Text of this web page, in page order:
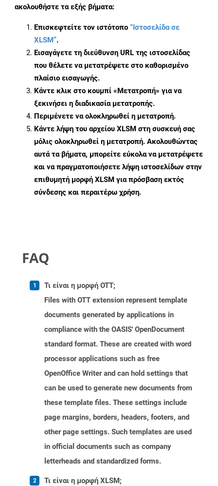
ακολουθήστε τα εξής βήματα:
Επισκεφτείτε τον ιστότοπο “Ιστοσελίδα σε
XLSM”.
Εισαγάγετε τη διεύθυνση URL της ιστοσελίδας
που θέλετε να μετατρέψετε στο καθορισμένο
πλαίσιο εισαγωγής.
Κάντε κλικ στο κουμπί «Μετατροπή» για να
ξεκινήσει η διαδικασία μετατροπής.
Περιμένετε να ολοκληρωθεί η μετατροπή.
Κάντε λήψη του αρχείου XLSM στη συσκευή σας
μόλις ολοκληρωθεί η μετατροπή. Ακολουθώντας
αυτά τα βήματα, μπορείτε εύκολα να μετατρέψετε
και να πραγματοποιήσετε λήψη ιστοσελίδων στην
επιθυμητή μορφή XLSM για πρόσβαση εκτός
σύνδεσης και περαιτέρω χρήση.
FAQ
Τι είναι η μορφή OTT;
Files with OTT extension represent template
documents generated by applications in
compliance with the OASIS' OpenDocument
standard format. These are created with word
processor applications such as free
OpenOffice Writer and can hold settings that
can be used to generate new documents from
these template files. These settings include
page margins, borders, headers, footers, and
other page settings. Such templates are used
in official documents such as company
letterheads and standardized forms.
Τι είναι η μορφή XLSM;